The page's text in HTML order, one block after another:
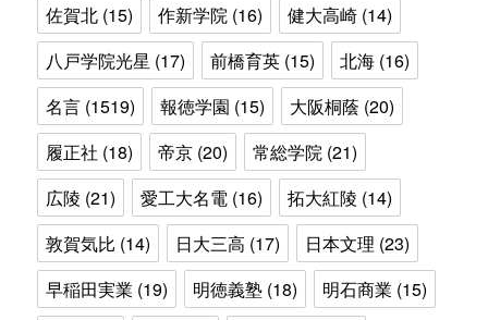
佐賀北 (15) 作新学院 (16) 健大高崎 (14)
八戸学院光星 (17) 前橋育英 (15) 北海 (16)
名言 (1519) 報徳学園 (15) 大阪桐蔭 (20)
履正社 (18) 帝京 (20) 常総学院 (21)
広陵 (21) 愛工大名電 (16) 拓大紅陵 (14)
敦賀気比 (14) 日大三高 (17) 日本文理 (23)
早稲田実業 (19) 明徳義塾 (18) 明石商業 (15)